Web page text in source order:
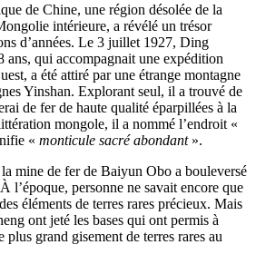
de Chine, une région désolée de la
intérieure, a révélé un trésor
d’années. Le 3 juillet 1927, Ding
ans, qui accompagnait une expédition
a été attiré par une étrange montagne
Yinshan. Explorant seul, il a trouvé de
de fer de haute qualité éparpillées à la
mongole, il a nommé l’endroit «
« monticule sacré abondant».
mine de fer de Baiyun Obo a bouleversé
l’époque, personne ne savait encore que
éléments de terres rares précieux. Mais
ont jeté les bases qui ont permis à
grand gisement de terres rares au